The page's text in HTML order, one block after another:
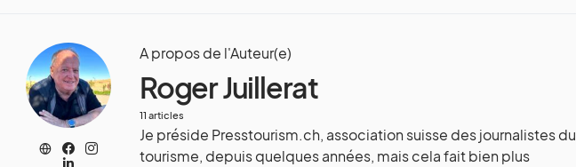
A propos de l'Auteur(e)
Roger Juillerat
11 articles
Je préside Presstourism.ch, association suisse des journalistes du
tourisme, depuis quelques années, mais cela fait bien plus